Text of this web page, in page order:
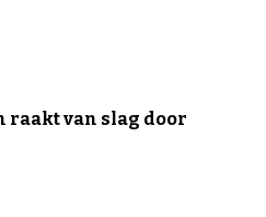
raakt van slag door